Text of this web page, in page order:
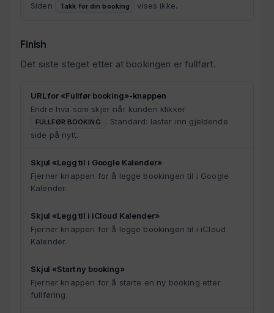
Siden
Takk for din booking vises ikke.
Finish
Det siste steget etter at bookingen er fullført.
URL for «Fullfør booking»-knappen
Endre hva som skjer når kunden klikker
FULLFØR BOOKING
. Standard: laster inn gjeldende
side på nytt.
Skjul «Legg til i Google Kalender»
Fjerner knappen for å legge bookingen til i Google
Kalender.
Skjul «Legg til i iCloud Kalender»
Fjerner knappen for å legge bookingen til i iCloud
Kalender.
Skjul «Start ny booking»
Fjerner knappen for å starte en ny booking etter
fullføring.